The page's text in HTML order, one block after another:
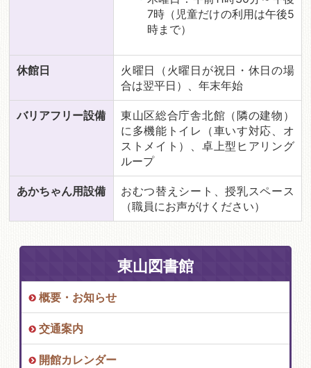
7時（児童だけの利用は午後5
時まで）
休館日
火曜日（火曜日が祝日・休日の場
合は翌平日）、年末年始
バリアフリー設備
東山区総合庁舎北館（隣の建物）
に多機能トイレ（車いす対応、オ
ストメイト）、卓上型ヒアリング
ループ
あかちゃん用設備
おむつ替えシート、授乳スペース
（職員にお声がけください）
東山図書館
概要・お知らせ
交通案内
開館カレンダー